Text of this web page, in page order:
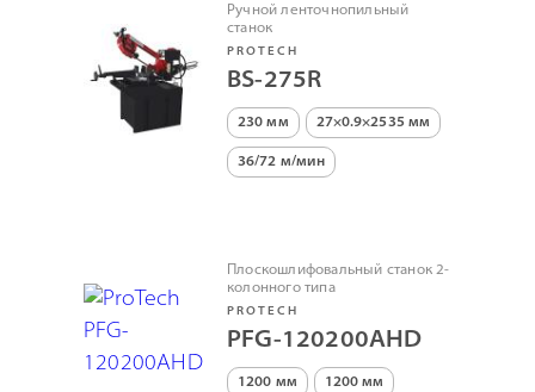
Ручной ленточнопильный
станок
PROTECH
BS-275R
230 мм 27×0.9×2535 мм
36/72 м/мин
Плоскошлифовальный станок 2-
колонного типа
PROTECH
PFG-120200АНD
1200 мм 1200 мм